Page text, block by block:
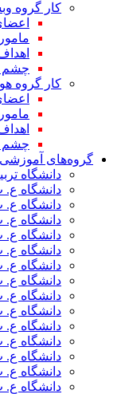
کار گروه
اهداف
چشم
کار گروه
اهداف
چشم
گروه‌های آموزشی
دانشگاه
دانشگاه ع.
دانشگاه ع.
دانشگاه ع.
دانشگاه ع.
دانشگاه ع.
دانشگاه ع.
دانشگاه ع.
دانشگاه ع.
دانشگاه ع.
دانشگاه ع.
دانشگاه ع.
دانشگاه ع.
دانشگاه ع.
دانشگاه ع.